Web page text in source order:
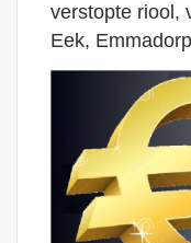
verstopte riool,
Eek,